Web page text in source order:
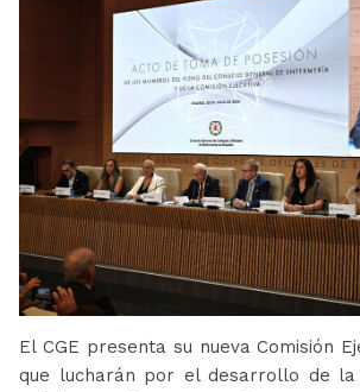
El CGE presenta su nueva Comisión
que lucharán por el desarrollo de